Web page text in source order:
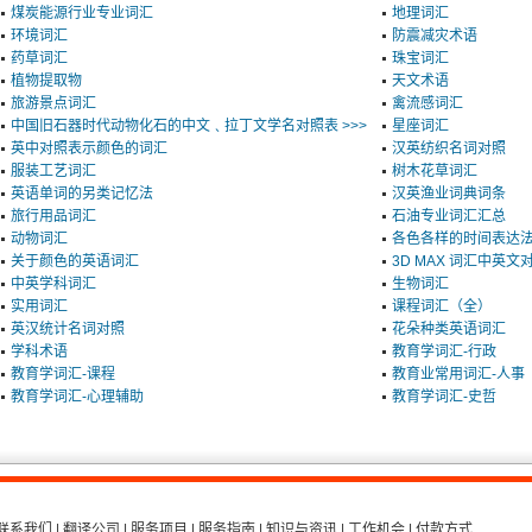
煤炭能源行业专业词汇
地理词汇
环境词汇
防震减灾术语
药草词汇
珠宝词汇
植物提取物
天文术语
旅游景点词汇
禽流感词汇
中国旧石器时代动物化石的中文﹑拉丁文学名对照表 >>>
星座词汇
英中对照表示颜色的词汇
汉英纺织名词对照
服装工艺词汇
树木花草词汇
英语单词的另类记忆法
汉英渔业词典词条
旅行用品词汇
石油专业词汇汇总
动物词汇
各色各样的时间表达
关于颜色的英语词汇
3D MAX 词汇中英文
中英学科词汇
生物词汇
实用词汇
课程词汇（全）
英汉统计名词对照
花朵种类英语词汇
学科术语
教育学词汇-行政
教育学词汇-课程
教育业常用词汇-人事
教育学词汇-心理辅助
教育学词汇-史哲